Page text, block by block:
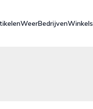
WeerBedrijvenWinkels